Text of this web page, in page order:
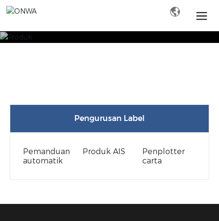
Pengurusan Label
Pemanduan
automatik
Produk AIS
Penplotter
carta